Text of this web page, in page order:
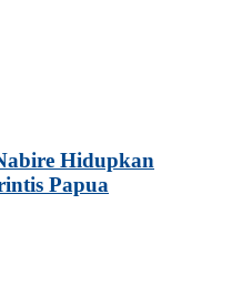
Hidupkan
Papua